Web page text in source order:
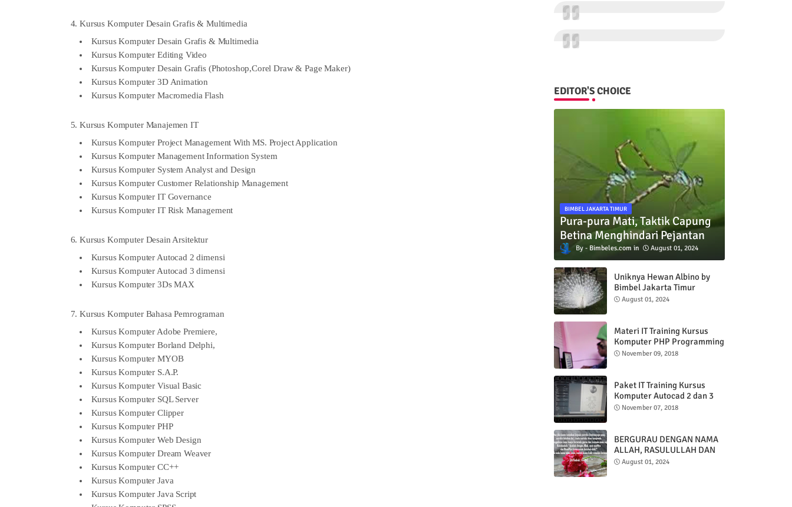
4. Kursus Komputer Desain Grafis & Multimedia
Kursus Komputer Desain Grafis & Multimedia
Kursus Komputer Editing Video
Kursus Komputer Desain Grafis (Photoshop,Corel Draw & Page Maker)
Kursus Komputer 3D Animation
Kursus Komputer Macromedia Flash
5. Kursus Komputer Manajemen IT
Kursus Komputer Project Management With MS. Project Application
Kursus Komputer Management Information System
Kursus Komputer System Analyst and Design
Kursus Komputer Customer Relationship Management
Kursus Komputer IT Governance
Kursus Komputer IT Risk Management
6. Kursus Komputer Desain Arsitektur
Kursus Komputer Autocad 2 dimensi
Kursus Komputer Autocad 3 dimensi
Kursus Komputer 3Ds MAX
7. Kursus Komputer Bahasa Pemrograman
Kursus Komputer Adobe Premiere,
Kursus Komputer Borland Delphi,
Kursus Komputer MYOB
Kursus Komputer S.A.P.
Kursus Komputer Visual Basic
Kursus Komputer SQL Server
Kursus Komputer Clipper
Kursus Komputer PHP
Kursus Komputer Web Design
Kursus Komputer Dream Weaver
Kursus Komputer CC++
Kursus Komputer Java
Kursus Komputer Java Script
EDITOR'S CHOICE
BIMBEL JAKARTA TIMUR
Pura-pura Mati, Taktik Capung
Betina Menghindari Pejantan
Bimbeles.com August 01, 2024
Uniknya Hewan Albino by
Bimbel Jakarta Timur
August 01, 2024
Materi IT Training Kursus
Komputer PHP Programming
& MYSQL basic
November 09, 2018
Paket IT Training Kursus
Komputer Autocad 2 dan 3
DImensi
November 07, 2018
BERGURAU DENGAN NAMA
ALLAH, RASULULLAH DAN
AL QUR'AN
August 01, 2024